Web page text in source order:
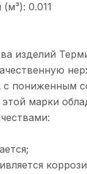
0.011
изделий
с пониженным
марки